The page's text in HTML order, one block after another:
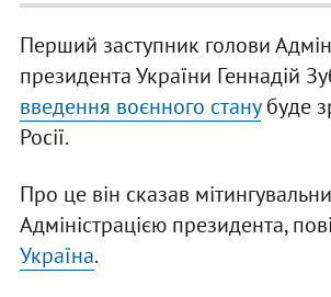
Перший заступник голови
президента України Геннадій
введення воєнного станубуде
Росії.
Про це він сказав
Адміністрацією президента,
Україна.